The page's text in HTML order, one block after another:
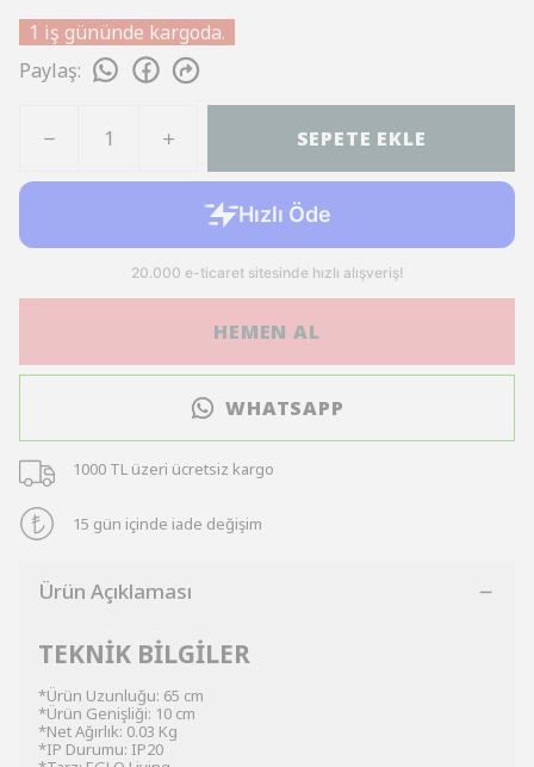
1 iş gününde kargoda.
Paylaş:
SEPETE EKLE
HEMEN AL
WHATSAPP
1000 TL üzeri ücretsiz kargo
15 gün içinde iade değişim
Ürün Açıklaması
TEKNİK BİLGİLER
*Ürün Uzunluğu: 65 cm
*Ürün Genişliği: 10 cm
*Net Ağırlık: 0.03 Kg
*IP Durumu: IP20